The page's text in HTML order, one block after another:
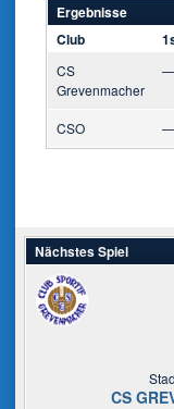
Ergebnisse
Club
CS
Grevenmacher
—
CSO —
Nächstes Spiel
CS